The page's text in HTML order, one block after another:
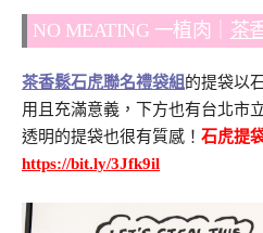
NO MEATING 一植肉｜ 茶
茶香鬆石虎聯名禮袋組的提袋以
用且充滿意義，下方也有台北市
透明的提袋也很有質感！ 石虎提
https://bit.ly/3Jfk9il